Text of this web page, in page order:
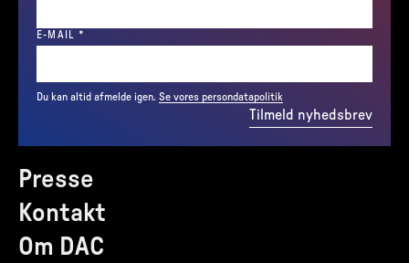
Presse
Kontakt
Om DAC
E-MAIL *
Du kan altid afmelde igen. Se vores persondatapolitik
Tilmeld nyhedsbrev